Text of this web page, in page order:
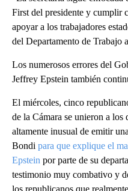
First del presidente y cumplir
apoyar a los trabajadores
del Departamento de Trabajo
Los numerosos errores del
Jeffrey Epstein también
El miércoles, cinco
de la Cámara se unieron a los
altamente inusual de emitir
Bondi para que explique el
Epstein por parte de su
testimonio muy combativo y
los republicanos que